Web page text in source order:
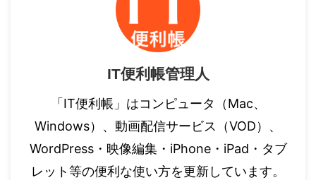
IT便利帳管理人
「IT便利帳」はコンピュータ（Mac、
Windows）、動画配信サービス（VOD）、
WordPress・映像編集・iPhone・iPad・タブ
レット等の便利な使い方を更新しています。